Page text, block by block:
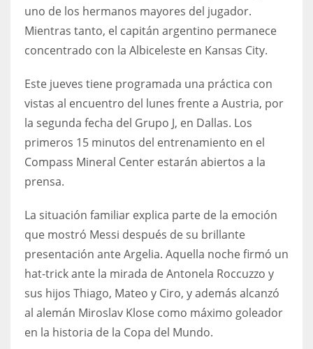
uno de los hermanos mayores del jugador.
Mientras tanto, el capitán argentino permanece
concentrado con la Albiceleste en Kansas City.
Este jueves tiene programada una práctica con
vistas al encuentro del lunes frente a Austria, por
la segunda fecha del Grupo J, en Dallas. Los
primeros 15 minutos del entrenamiento en el
Compass Mineral Center estarán abiertos a la
prensa.
La situación familiar explica parte de la emoción
que mostró Messi después de su brillante
presentación ante Argelia. Aquella noche firmó un
hat-trick ante la mirada de Antonela Roccuzzo y
sus hijos Thiago, Mateo y Ciro, y además alcanzó
al alemán Miroslav Klose como máximo goleador
en la historia de la Copa del Mundo.